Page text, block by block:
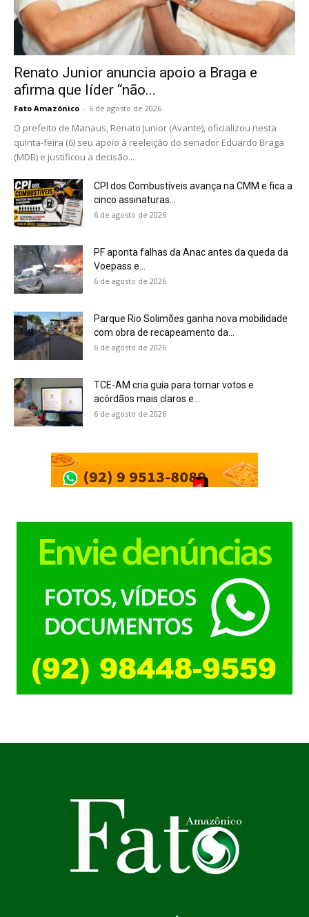
Renato Junior anuncia apoio a Braga e
afirma que líder “não...
Fato Amazônico - 6 de agosto de 2026
O prefeito de Manaus, Renato Junior (Avante), oficializou nesta
quinta-feira (6) seu apoio à reeleição do senador Eduardo Braga
(MDB) e justificou a decisão...
CPI dos Combustíveis avança na CMM e fica a
cinco assinaturas...
6 de agosto de 2026
PF aponta falhas da Anac antes da queda da
Voepass e...
6 de agosto de 2026
Parque Rio Solimões ganha nova mobilidade
com obra de recapeamento da...
6 de agosto de 2026
TCE-AM cria guia para tornar votos e
acórdãos mais claros e...
6 de agosto de 2026